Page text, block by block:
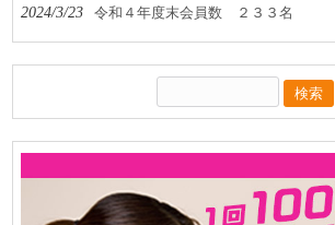
2024/3/23 令和４年度末会員数 ２３３名
索: